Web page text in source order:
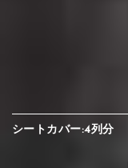
シートカバー:4列分